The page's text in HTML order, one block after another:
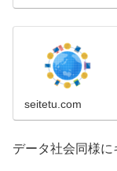
seitetu.com
データ社会同様に